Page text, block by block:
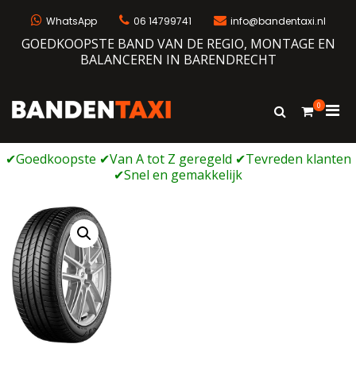
WhatsApp 06 14799741 info@bandentaxi.nl
GOEDKOOPSTE BAND VAN DE REGIO, MONTAGE EN
BALANCEREN IN BARENDRECHT
Bandengarage met eigen webshop
Toon
0
voor